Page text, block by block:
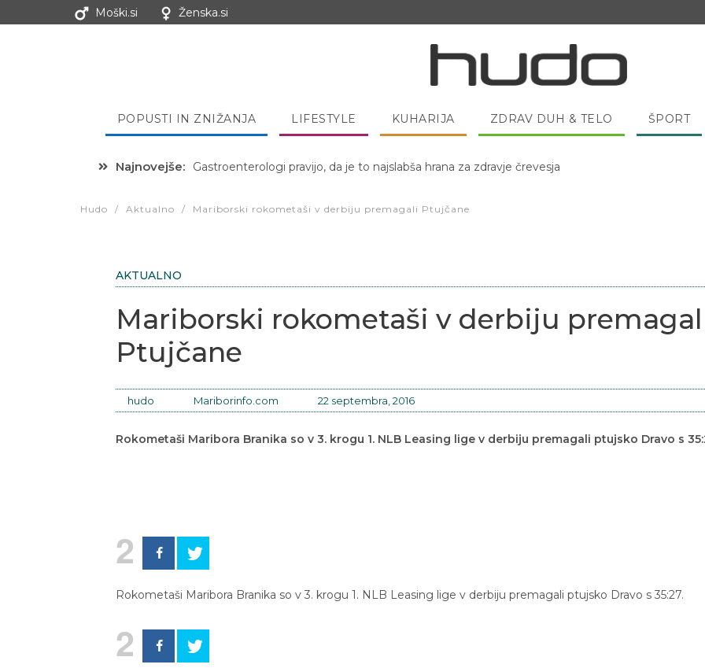
Moški.si Ženska.si
POPUSTI IN ZNIŽANJA LIFESTYLE KUHARIJA ZDRAV DUH & TELO ŠPORT
Najnovejše:
Gastroenterologi pravijo, da je to najslabša hrana za zdravje črevesja
Hudo / Aktualno / Mariborski rokometaši v derbiju premagali Ptujčane
AKTUALNO
Mariborski rokometaši v derbiju
Ptujčane
hudo Mariborinfo.com 22 septembra, 2016
Rokometaši Maribora Branika so v 3. krogu 1. NLB Leasing lige v derbiju premagali ptujsko Dravo s
2
Rokometaši Maribora Branika so v 3. krogu 1. NLB Leasing lige v derbiju premagali ptujsko Dravo s 35:27.
2